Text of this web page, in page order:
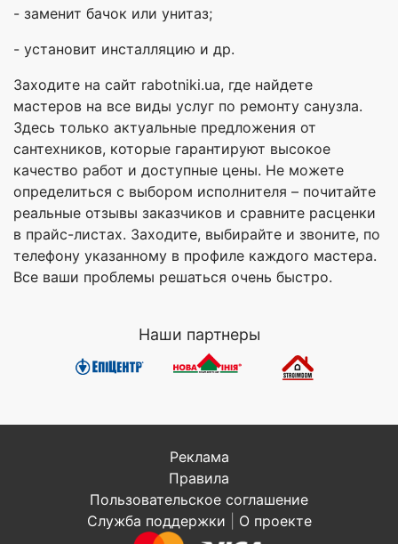
- заменит бачок или унитаз;
- установит инсталляцию и др.
Заходите на сайт rabotniki.ua, где найдете
мастеров на все виды услуг по ремонту санузла.
Здесь только актуальные предложения от
сантехников, которые гарантируют высокое
качество работ и доступные цены. Не можете
определиться с выбором исполнителя – почитайте
реальные отзывы заказчиков и сравните расценки
в прайс-листах. Заходите, выбирайте и звоните, по
телефону указанному в профиле каждого мастера.
Все ваши проблемы решаться очень быстро.
Наши партнеры
Реклама
Правила
Пользовательское соглашение
Служба поддержки
О проекте